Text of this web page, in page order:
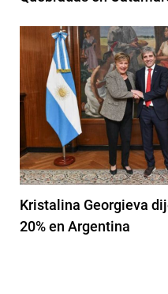
Kristalina Georgieva
20% en Argentina